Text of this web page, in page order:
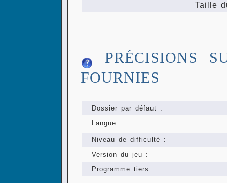
Taille
PRÉCISIONS
FOURNIES
Dossier par défaut :
Langue :
Niveau de difficulté :
Version du jeu :
Programme tiers :